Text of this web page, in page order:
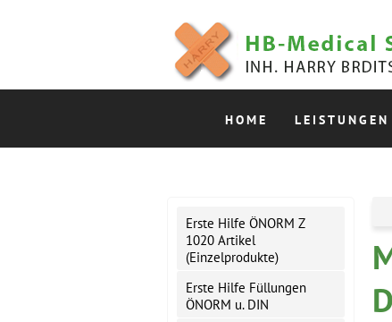
HOME LEISTUNGEN
Erste Hilfe ÖNORM Z
1020 Artikel
(Einzelprodukte)
Erste Hilfe Füllungen
ÖNORM u. DIN